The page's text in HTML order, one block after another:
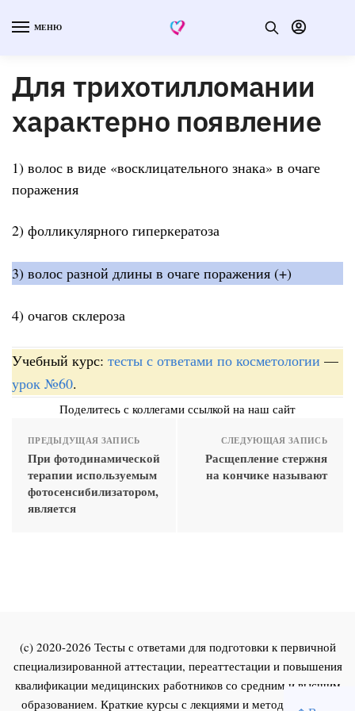
МЕНЮ
Для трихотилломании
характерно появление
1) волос в виде «восклицательного знака» в очаге
поражения
2) фолликулярного гиперкератоза
3) волос разной длины в очаге поражения (+)
4) очагов склероза
Учебный курс: тесты с ответами по косметологии —
урок №60.
Поделитесь с коллегами ссылкой на наш сайт
ПРЕДЫДУЩАЯ ЗАПИСЬ
При фотодинамической
терапии используемым
фотосенсибилизатором,
является
СЛЕДУЮЩАЯ ЗАПИСЬ
Расщепление стержня
на кончике называют
(c) 2020-2026 Тесты с ответами для подготовки к первичной
специализированной аттестации, переаттестации и повышения
квалификации медицинских работников со средним и высшим
образованием. Краткие курсы с лекциями и методическими